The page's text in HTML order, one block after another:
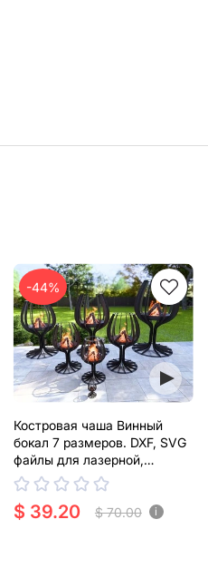
-44%
Костровая чаша Винный
бокал 7 размеров. DXF, SVG
файлы для лазерной,
плазменной резки
$ 39.20 $ 70.00 i